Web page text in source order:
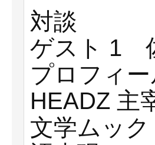
対談
ゲスト 1
プロフィ
HEADZ 主
⽂学ムッ